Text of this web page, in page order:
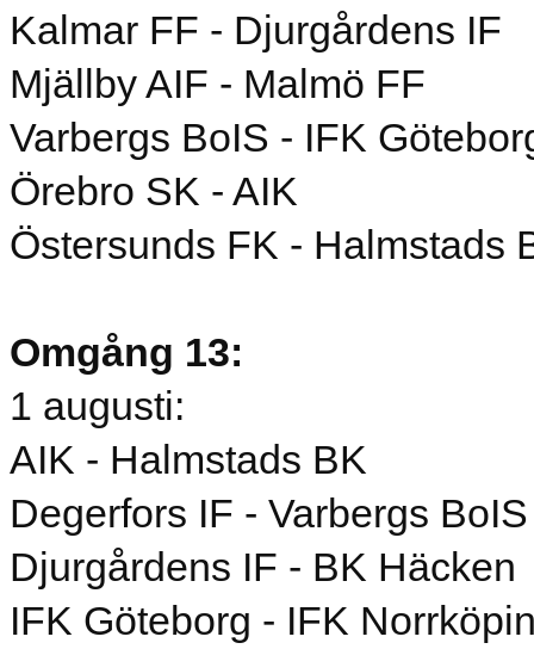
Kalmar FF - Djurgårdens IF
Mjällby AIF - Malmö FF
Varbergs BoIS - IFK
Örebro SK - AIK
Östersunds FK - Halmstads
Omgång 13:
1 augusti:
AIK - Halmstads BK
Degerfors IF - Varbergs BoIS
Djurgårdens IF - BK Häcken
IFK Göteborg - IFK